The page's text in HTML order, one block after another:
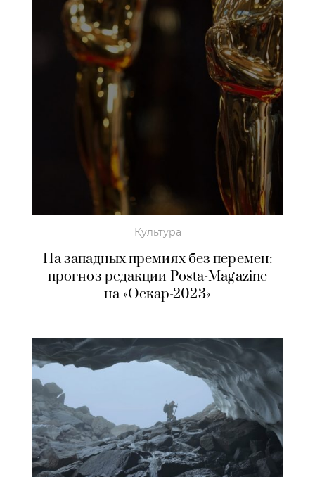
Культура
На западных премиях без перемен:
прогноз редакции Posta-Magazine
на «Оскар-2023»